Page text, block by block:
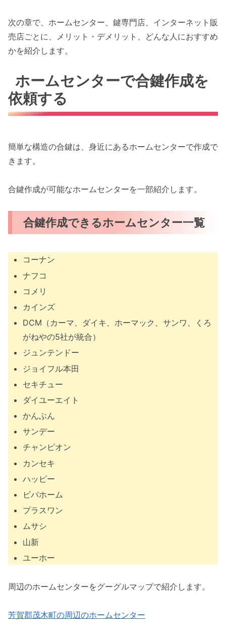
次の章で、ホームセンター、鍵専門店、インターネット販
売店ごとに、メリット・デメリット、どんな人におすすめ
かを紹介します。
ホームセンターで合鍵作成を
依頼する
簡単な構造の合鍵は、身近にあるホームセンターで作成で
きます。
合鍵作成が可能なホームセンターを一部紹介します。
合鍵作成できるホームセンター一覧
コーナン
ナフコ
コメリ
カインズ
DCM（カーマ、ダイキ、ホーマック、サンワ、くろ
がねやの5社が統合）
ジュンテンドー
ジョイフル本田
セキチュー
ダイユーエイト
かんぶん
サンデー
チャンピオン
カンセキ
ハッピー
ビバホーム
プラスワン
ムサシ
山新
ユーホー
周辺のホームセンターをグーグルマップで紹介します。
芳賀郡茂木町の周辺のホームセンター